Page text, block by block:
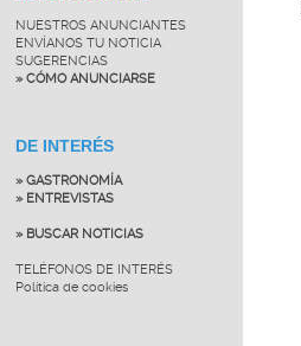
NUESTROS ANUNCIANTES
ENVÍANOS TU NOTICIA
SUGERENCIAS
» CÓMO ANUNCIARSE
DE INTERÉS
» GASTRONOMÍA
» ENTREVISTAS
» BUSCAR NOTICIAS
TELÉFONOS DE INTERÉS
Política de cookies